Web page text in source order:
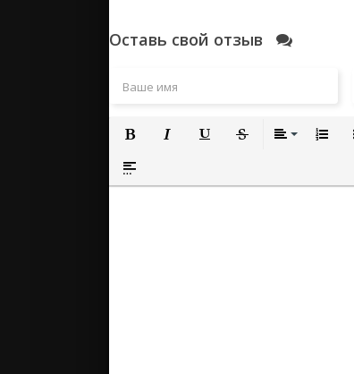
Оставь свой отзыв
Полужирный
Вставка спойлера